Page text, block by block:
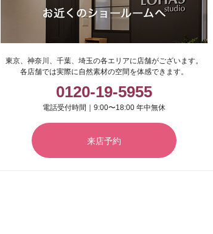
東京、神奈川、千葉、埼玉の各エリアに店舗がございます。
各店舗では実際に自然素材の空間を体感できます。
0120-19-5955
電話受付時間｜9:00〜18:00 年中無休
来店予約